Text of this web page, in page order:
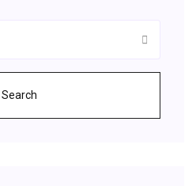
Search